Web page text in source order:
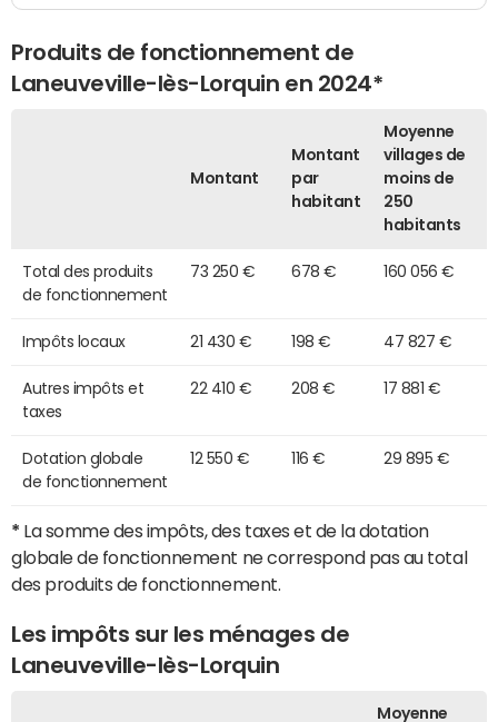
Produits de fonctionnement de
Laneuveville-lès-Lorquin en 2024*
Montant
Montant
par
habitant
Moyenne
villages de
moins de
250
habitants
Total des produits
de fonctionnement
73 250 € 678 € 160 056 €
Impôts locaux 21 430 € 198 € 47 827 €
Autres impôts et
taxes
22 410 € 208 € 17 881 €
Dotation globale
de fonctionnement
12 550 € 116 € 29 895 €
* La somme des impôts, des taxes et de la dotation
globale de fonctionnement ne correspond pas au total
des produits de fonctionnement.
Les impôts sur les ménages de
Laneuveville-lès-Lorquin
Moyenne